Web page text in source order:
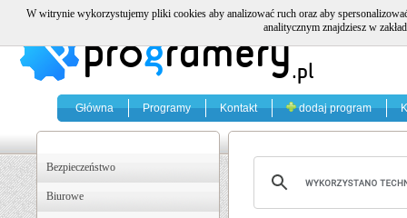
Główna Programy Kontakt dodaj program
Bezpieczeństwo
Biurowe
W witrynie wykorzystujemy pliki cookies aby analizować ruch oraz aby
analitycznym znajdziesz w